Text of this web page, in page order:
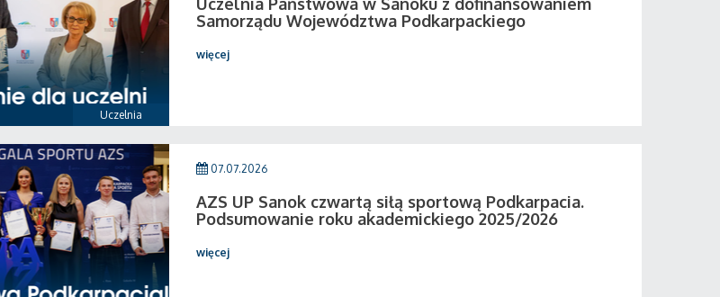
Uczelnia
Samorządu Województwa Podkarpackiego
więcej
07.07.2026
AZS UP Sanok czwartą siłą sportową Podkarpacia.
Podsumowanie roku akademickiego 2025/2026
więcej